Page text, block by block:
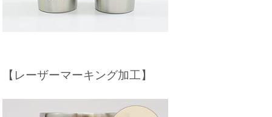
【レーザーマーキング加工】